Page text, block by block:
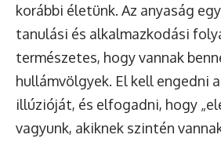
korábbi életünk. Az anyaság
tanulási és alkalmazkodási
természetes, hogy vannak
hullámvölgyek. El kell engedni
illúzióját, és elfogadni, hogy
vagyunk, akiknek szintén